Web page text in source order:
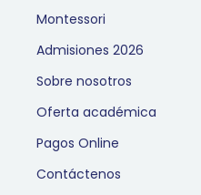
Montessori
Admisiones 2026
Sobre nosotros
Oferta académica
Pagos Online
Contáctenos